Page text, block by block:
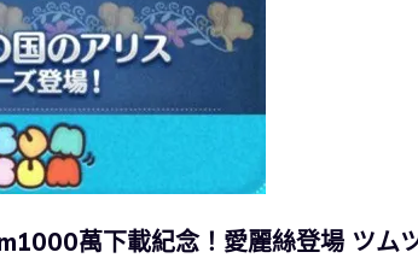
萬下載紀念！愛麗絲登場 ツム